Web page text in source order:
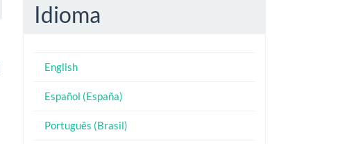
Idioma
English
Español (España)
Português (Brasil)